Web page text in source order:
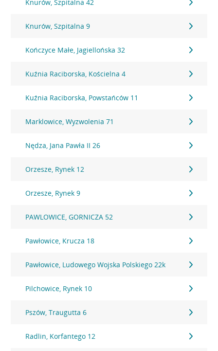
Knurów, Szpitalna 42
Knurów, Szpitalna 9
Kończyce Małe, Jagiellońska 32
Kuźnia Raciborska, Kościelna 4
Kuźnia Raciborska, Powstańców 11
Marklowice, Wyzwolenia 71
Nędza, Jana Pawła II 26
Orzesze, Rynek 12
Orzesze, Rynek 9
PAWLOWICE, GORNICZA 52
Pawłowice, Krucza 18
Pawłowice, Ludowego Wojska Polskiego 22k
Pilchowice, Rynek 10
Pszów, Traugutta 6
Radlin, Korfantego 12